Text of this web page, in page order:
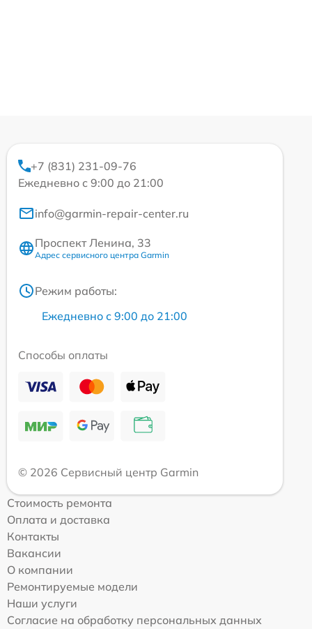
+7 (831) 231-09-76
Ежедневно с 9:00 до 21:00
info@garmin-repair-center.ru
Проспект Ленина, 33
Адрес сервисного центра Garmin
Режим работы:
Ежедневно с 9:00 до 21:00
Способы оплаты
© 2026 Сервисный центр Garmin
Стоимость ремонта
Оплата и доставка
Контакты
Вакансии
О компании
Ремонтируемые модели
Наши услуги
Согласие на обработку персональных данных